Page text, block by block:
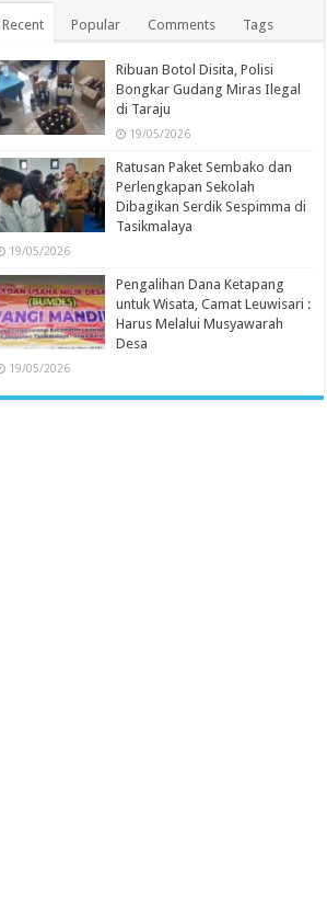
Recent Popular Comments Tags
Ribuan Botol Disita, Polisi
Bongkar Gudang Miras Ilegal
di Taraju
19/05/2026
Ratusan Paket Sembako dan
Perlengkapan Sekolah
Dibagikan Serdik Sespimma di
Tasikmalaya
19/05/2026
Pengalihan Dana Ketapang
untuk Wisata, Camat Leuwisari :
Harus Melalui Musyawarah
Desa
19/05/2026